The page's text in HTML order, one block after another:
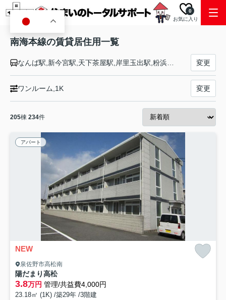
お気に入り
0
南海本線の賃貸居住用一覧
変更
ワンルーム,1K 変更
205棟 234件
アパート
NEW
泉佐野市高松南
陽だまり高松
3.8万円 管理/共益費4,000円
23.18㎡ (1K) /築29年 /3階建